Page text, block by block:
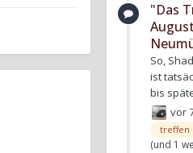
"Das
So,
ist
bis
vor
treffen
(und 1